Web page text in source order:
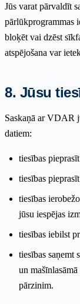
Jūs varat pārvaldīt
pārlūkprogrammas
bloķēt vai dzēst
atspējošana var
8. Jūsu
Saskaņā ar VDAR
datiem:
tiesības
tiesības
tiesības
jūsu iespējas
tiesības iebilst
tiesības saņemt
un
pārzinim.